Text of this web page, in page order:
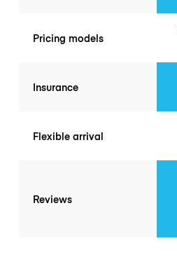
Pricing models
Insurance
Flexible arrival
Reviews